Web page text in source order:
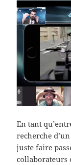
En tant
recherche
juste faire
collaborateurs